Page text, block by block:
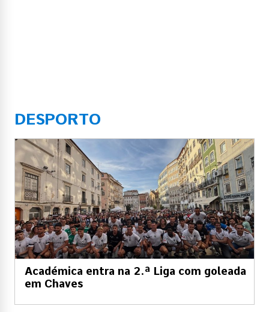
DESPORTO
Académica entra na 2.ª Liga com goleada
em Chaves